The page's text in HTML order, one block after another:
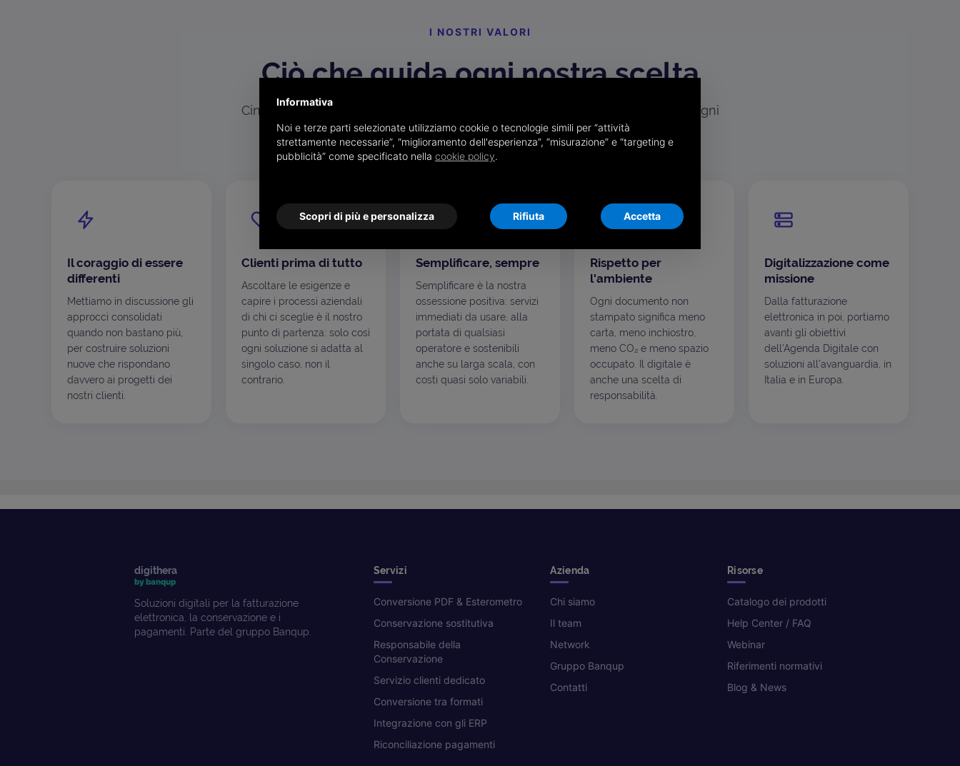
I NOSTRI VALORI
Ciò che guida ogni nostra scelta
Cinque convinzioni che si ritrovano in ogni soluzione che progettiamo e in ogni
relazione che costruiamo.
Il coraggio di essere
differenti
Mettiamo in discussione gli
approcci consolidati
quando non bastano più,
per costruire soluzioni
nuove che rispondano
davvero ai progetti dei
nostri clienti.
Clienti prima di tutto
Ascoltare le esigenze e
capire i processi aziendali
di chi ci sceglie è il nostro
punto di partenza: solo così
ogni soluzione si adatta al
singolo caso, non il
contrario.
Semplificare, sempre
Semplificare è la nostra
ossessione positiva: servizi
immediati da usare, alla
portata di qualsiasi
operatore e sostenibili
anche su larga scala, con
costi quasi solo variabili.
Rispetto per
l'ambiente
Ogni documento non
stampato significa meno
carta, meno inchiostro,
meno CO₂ e meno spazio
occupato. Il digitale è
anche una scelta di
responsabilità.
Digitalizzazione come
missione
Dalla fatturazione
elettronica in poi, portiamo
avanti gli obiettivi
dell'Agenda Digitale con
soluzioni all'avanguardia, in
Italia e in Europa.
digithera
by banqup
Soluzioni digitali per la fatturazione
elettronica, la conservazione e i
pagamenti. Parte del gruppo Banqup.
Servizi
Conversione PDF & Esterometro
Conservazione sostitutiva
Responsabile della
Conservazione
Servizio clienti dedicato
Conversione tra formati
Integrazione con gli ERP
Riconciliazione pagamenti
Azienda
Chi siamo
Il team
Network
Gruppo Banqup
Contatti
Risorse
Catalogo dei prodotti
Help Center / FAQ
Webinar
Riferimenti normativi
Blog & News
Informativa
Noi e terze parti selezionate utilizziamo cookie o tecnologie simili per “attività
strettamente necessarie”, “miglioramento dell'esperienza”, “misurazione” e “targeting e
pubblicità” come specificato nella cookie policy.
Scopri di più e personalizza Rifiuta Accetta